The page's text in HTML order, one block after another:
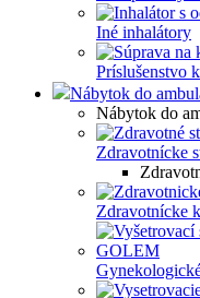
Iné inhalátory
Príslušenstvo
Nábytok do
Nábytok do
Zdravotnícke
Zdravotnícke